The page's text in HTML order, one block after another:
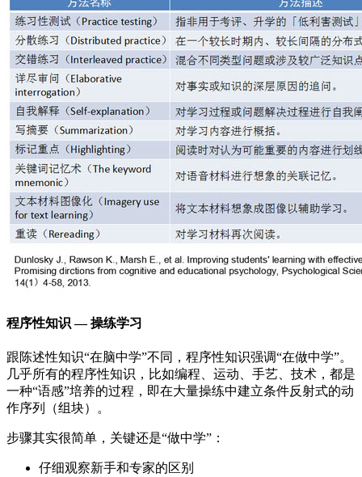
程序性知识 — 操练学习
跟陈述性知识“在脑中学”不同，程序性知识强调“在做中学”。
几乎所有的程序性知识，比如编程、运动、手艺、技术，都是
一种“语感”培养的过程，即在大量操练中建立条件反射式的动
作序列（组块）。
步骤其实很简单，关键还是“做中学”：
仔细观察新手和专家的区别